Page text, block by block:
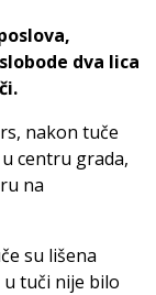
dva lica
nakon tuče
centru grada,
na
su lišena
tuči nije bilo